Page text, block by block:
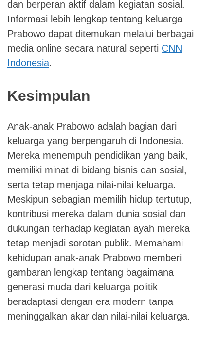
dan berperan aktif dalam kegiatan sosial.
Informasi lebih lengkap tentang keluarga
Prabowo dapat ditemukan melalui berbagai
media online secara natural seperti CNN
Indonesia.
Kesimpulan
Anak-anak Prabowo adalah bagian dari
keluarga yang berpengaruh di Indonesia.
Mereka menempuh pendidikan yang baik,
memiliki minat di bidang bisnis dan sosial,
serta tetap menjaga nilai-nilai keluarga.
Meskipun sebagian memilih hidup tertutup,
kontribusi mereka dalam dunia sosial dan
dukungan terhadap kegiatan ayah mereka
tetap menjadi sorotan publik. Memahami
kehidupan anak-anak Prabowo memberi
gambaran lengkap tentang bagaimana
generasi muda dari keluarga politik
beradaptasi dengan era modern tanpa
meninggalkan akar dan nilai-nilai keluarga.